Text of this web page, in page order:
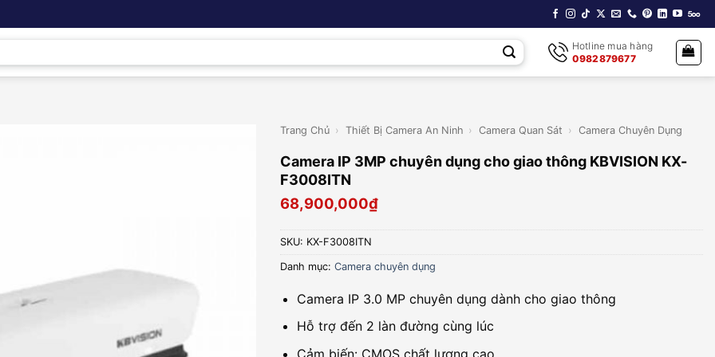
Hotline mua hàng
0982879677
Trang Chủ › Thiết Bị Camera An Ninh › Camera Quan Sát › Camera Chuyên Dụng
Camera IP 3MP chuyên dụng cho giao thông KBVISION KX-
F3008ITN
68,900,000₫
SKU: KX-F3008ITN
Danh mục: Camera chuyên dụng
Camera IP 3.0 MP chuyên dụng dành cho giao thông
Hỗ trợ đến 2 làn đường cùng lúc
Cảm biến: CMOS chất lượng cao